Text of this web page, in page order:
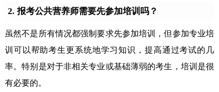
2. 报考公共营养师需要先参加培训吗？
虽然不是所有情况都强制要求先参加培训，但参加专业培
训可以帮助考生更系统地学习知识，提高通过考试的几
率。特别是对于非相关专业或基础薄弱的考生，培训是很
有必要的。